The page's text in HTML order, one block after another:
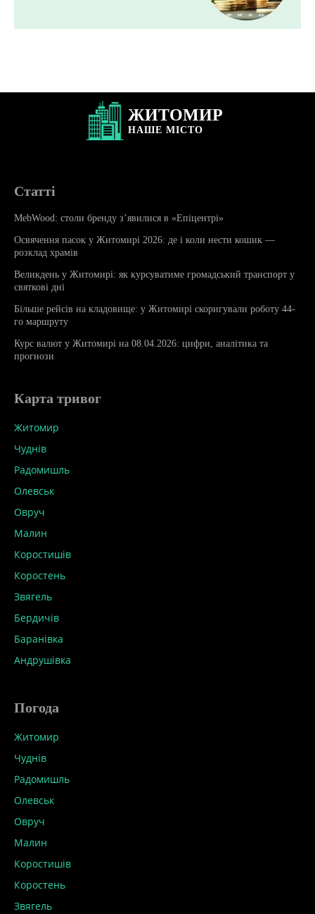
ЖИТОМИР
НАШЕ МІСТО
Статті
MebWood: столи бренду з’явилися в «Епіцентрі»
Освячення пасок у Житомирі 2026: де і коли нести кошик —
розклад храмів
Великдень у Житомирі: як курсуватиме громадський транспорт у
святкові дні
Більше рейсів на кладовище: у Житомирі скоригували роботу 44-
го маршруту
Курс валют у Житомирі на 08.04.2026: цифри, аналітика та
прогнози
Карта тривог
Житомир
Чуднів
Радомишль
Олевськ
Овруч
Малин
Коростишів
Коростень
Звягель
Бердичів
Баранівка
Андрушівка
Погода
Житомир
Чуднів
Радомишль
Олевськ
Овруч
Малин
Коростишів
Коростень
Звягель